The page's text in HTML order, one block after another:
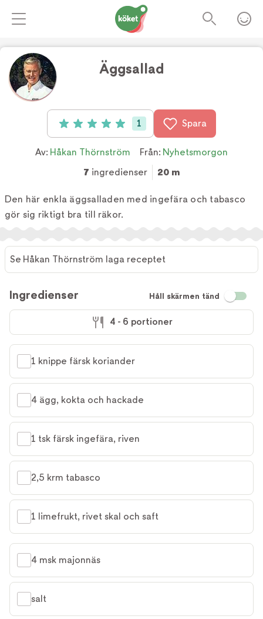
Äggsallad
Betyg: 5 av 5 (1 röster)
1 Spara
Av: Håkan Thörnström Från: Nyhetsmorgon
7 ingredienser 20 m
Den här enkla äggsalladen med ingefära och tabasco
gör sig riktigt bra till räkor.
Se Håkan Thörnström laga receptet
Ingredienser Håll skärmen tänd
4 - 6 portioner
1 knippe färsk koriander
4 ägg, kokta och hackade
1 tsk färsk ingefära, riven
2,5 krm tabasco
1 limefrukt, rivet skal och saft
4 msk majonnäs
salt